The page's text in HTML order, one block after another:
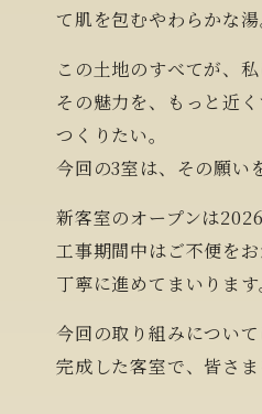
て肌を包むやわらかな湯
この土地のすべてが、
その魅力を、もっと近
つくりたい。
今回の3室は、その願い
新客室のオープンは
工事期間中はご不便を
丁寧に進めてまいります
今回の取り組みについて
完成した客室で、皆さ